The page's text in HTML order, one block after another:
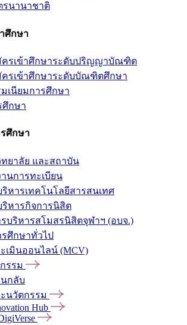
รนานาชาติ
ศึกษา
ครเข้าศึกษาระดับปริญญาบัณฑิต
ครเข้าศึกษาระดับบัณฑิตศึกษา
เนียมการศึกษา
ศึกษา
ศึกษา
ยาลัย และสถาบัน
นการทะเบียน
หารเทคโนโลยีสารสนเทศ
หารกิจการนิสิต
บริหารสโมสรนิสิตจุฬาฯ (อบจ.)
ศึกษาทั่วไป
เมินออนไลน์ (MCV)
รรม
กลับ
นวัตกรรม
Hub